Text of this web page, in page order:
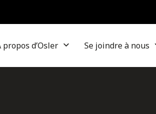
propos d’Osler Se joindre à nous